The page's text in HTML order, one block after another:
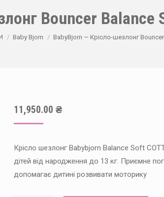
Bouncer Balance
Baby Bjorn BabyBjorn — Крісло-шезлонг
11,950.00 ₴
Крісло шезлонг Babybjorn Balance Soft
дітей від народження до 13 кг. Приємне
допомагає дитині розвивати моторику